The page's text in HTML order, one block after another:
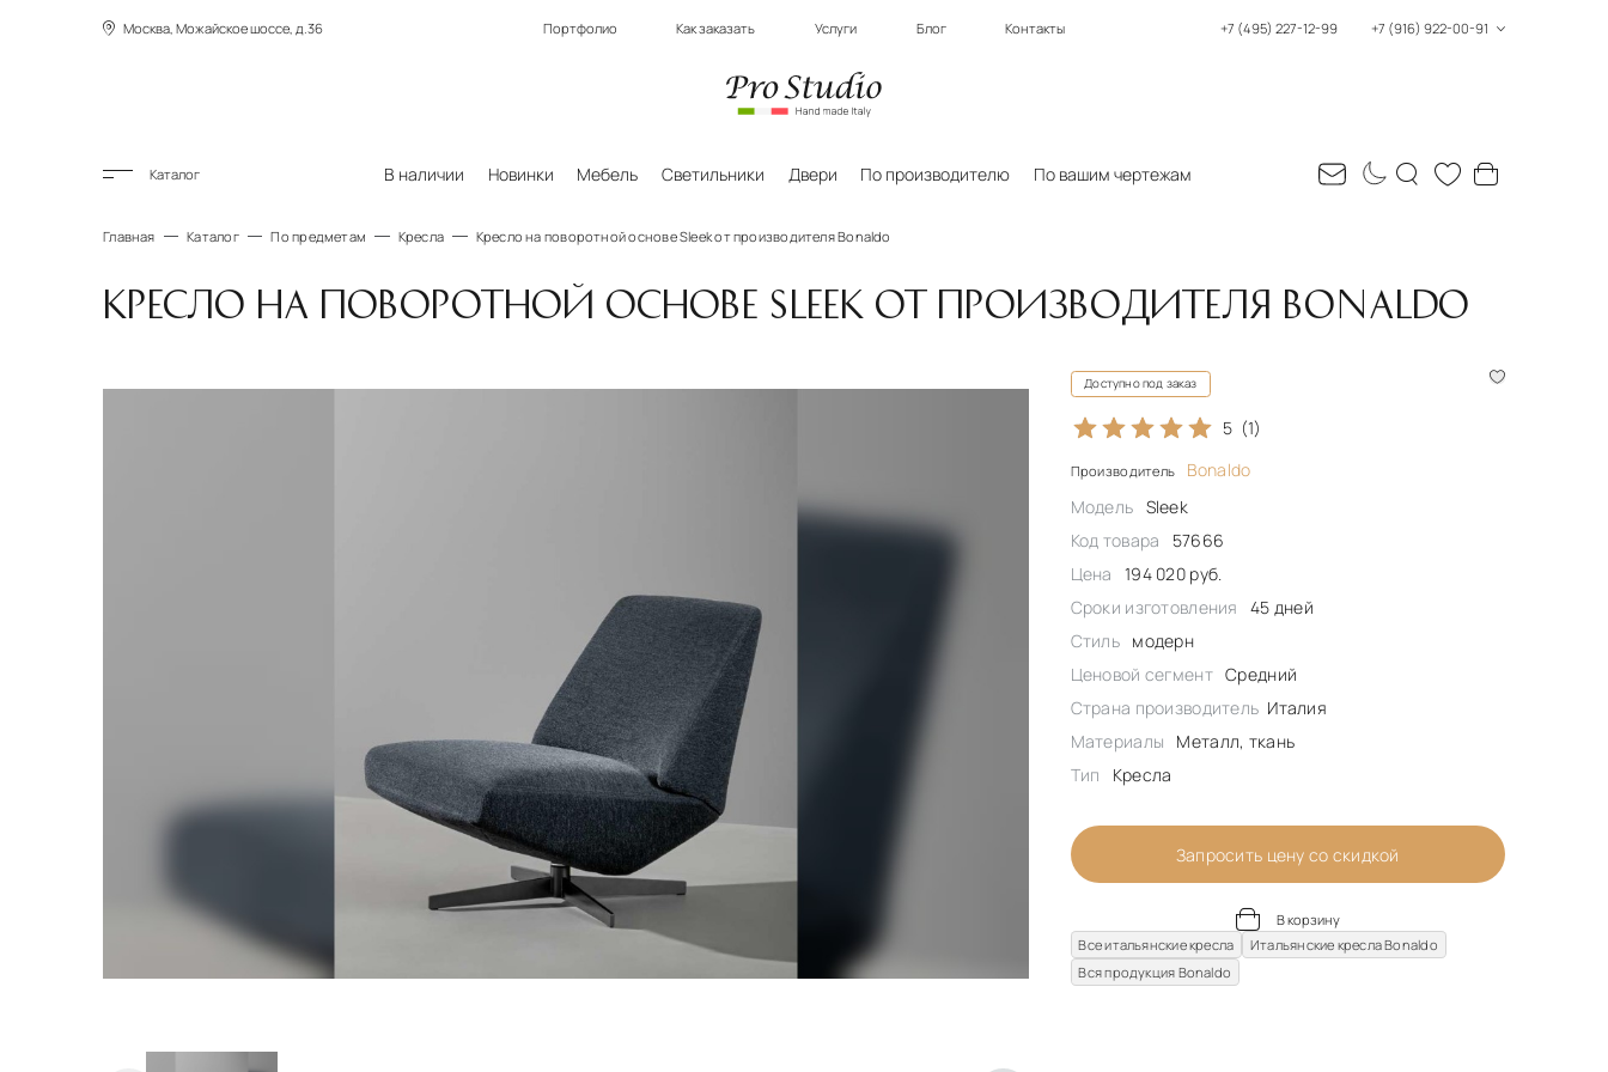
Москва, Можайское шоссе, д.36 Портфолио Как заказать Услуги Блог Контакты +7 (495) 227-12-99 +7 (916) 922-00-91
Каталог В наличии Новинки Мебель Светильники Двери По производителю По вашим чертежам
Главная Каталог По предметам Кресла Кресло на поворотной основе Sleek от производителя Bonaldo
КРЕСЛО НА ПОВОРОТНОЙ ОСНОВЕ SLEEK ОТ ПРОИЗВОДИТЕЛЯ BONALDO
Доступно под заказ
5 (1)
Производитель
Bonaldo
Модель Sleek
Код товара
57666
Цена
194 020 руб.
Сроки изготовления
45 дней
Стиль модерн
Ценовой сегмент Средний
Страна производитель Италия
Материалы
Металл, ткань
Тип
Кресла
Запросить цену со скидкой
В корзину
Все итальянские кресла
Итальянские кресла Bonaldo
Вся продукция Bonaldo